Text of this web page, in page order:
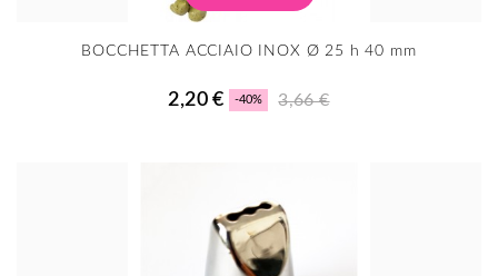
BOCCHETTA ACCIAIO INOX Ø 25 h 40 mm
2,20 € -40% 3,66 €